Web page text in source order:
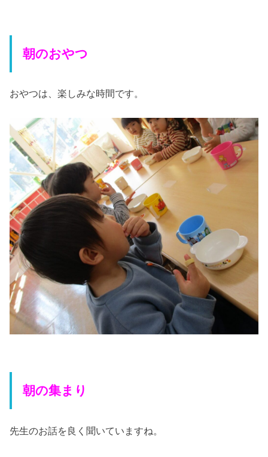
朝のおやつ
おやつは、楽しみな時間です。
朝の集まり
先生のお話を良く聞いていますね。